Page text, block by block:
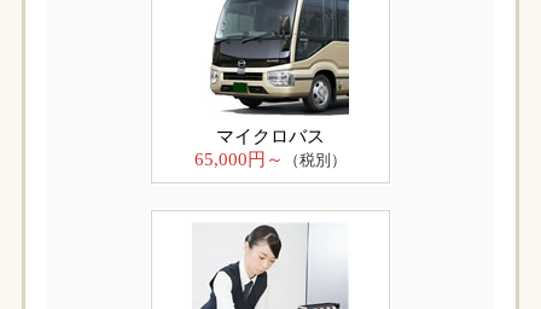
マイクロバス
65,000円～
（税別）